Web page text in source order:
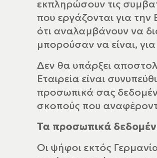
εκπληρώσουν τις
που εργάζονται για
ότι αναλαμβάνουν να
μπορούσαν να είναι,
Δεν θα υπάρξει
Εταιρεία είναι
προσωπικά σας
σκοπούς που
Τα προσωπικά
Οι ψήφοι εκτός